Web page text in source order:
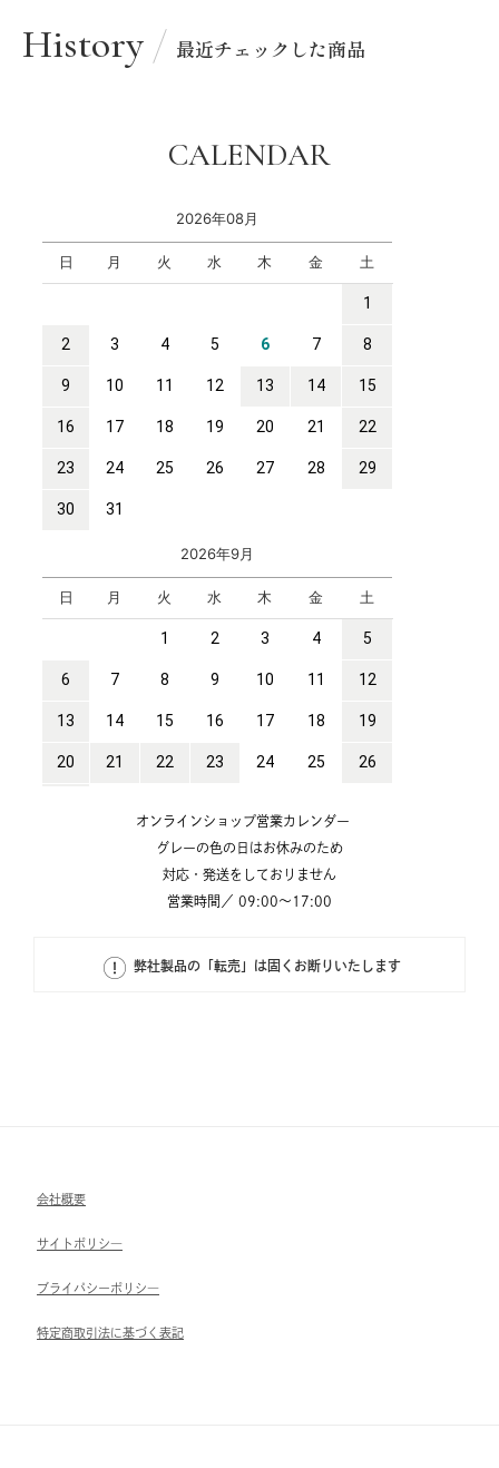
History 最近チェックした商品
CALENDAR
オンラインショップ営業カレンダー
グレーの色の日はお休みのため
対応・発送をしておりません
営業時間／ 09:00～17:00
弊社製品の「転売」は固くお断りいたします
会社概要
サイトポリシ―
ブライパシーポリシ―
特定商取引法に基づく表記